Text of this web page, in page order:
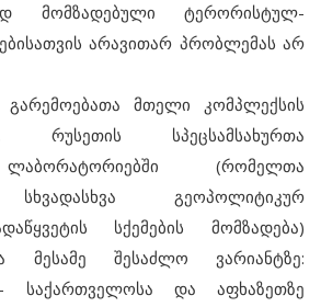
მომზადებული ტერორისტულ-
არავითარ პრობლემას არ
მთელი კომპლექსის
რუსეთის სპეცსამსახურთა
(რომელთა
სხვადასხვა გეოპოლიტიკურ
სქემების მომზადება)
მესამე შესაძლო ვარიანტზე:
- საქართველოსა და აფხაზეთზე